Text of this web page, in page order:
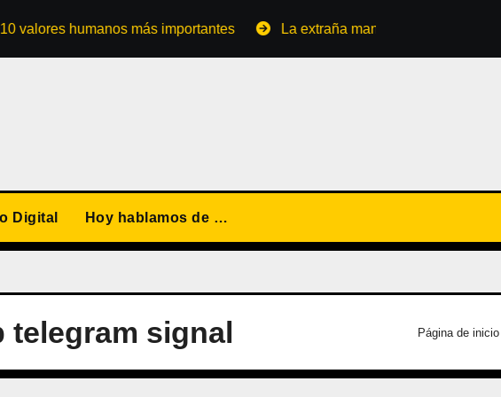
humanos más importantes La extraña manera de convertirse en
Digital Hoy hablamos de …
telegram signal Página de inicio